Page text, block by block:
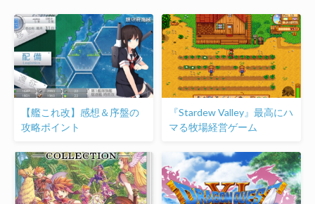
【艦これ改】感想＆序盤の
攻略ポイント
『Stardew Valley』最高にハ
マる牧場経営ゲーム